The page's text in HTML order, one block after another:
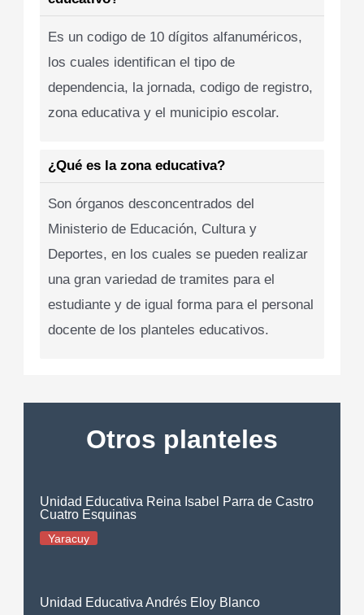
Es un codigo de 10 dígitos alfanuméricos,
los cuales identifican el tipo de
dependencia, la jornada, codigo de registro,
zona educativa y el municipio escolar.
¿Qué es la zona educativa?
Son órganos desconcentrados del
Ministerio de Educación, Cultura y
Deportes, en los cuales se pueden realizar
una gran variedad de tramites para el
estudiante y de igual forma para el personal
docente de los planteles educativos.
Otros planteles
Unidad Educativa Reina Isabel Parra de Castro
Cuatro Esquinas
Yaracuy
Unidad Educativa Andrés Eloy Blanco